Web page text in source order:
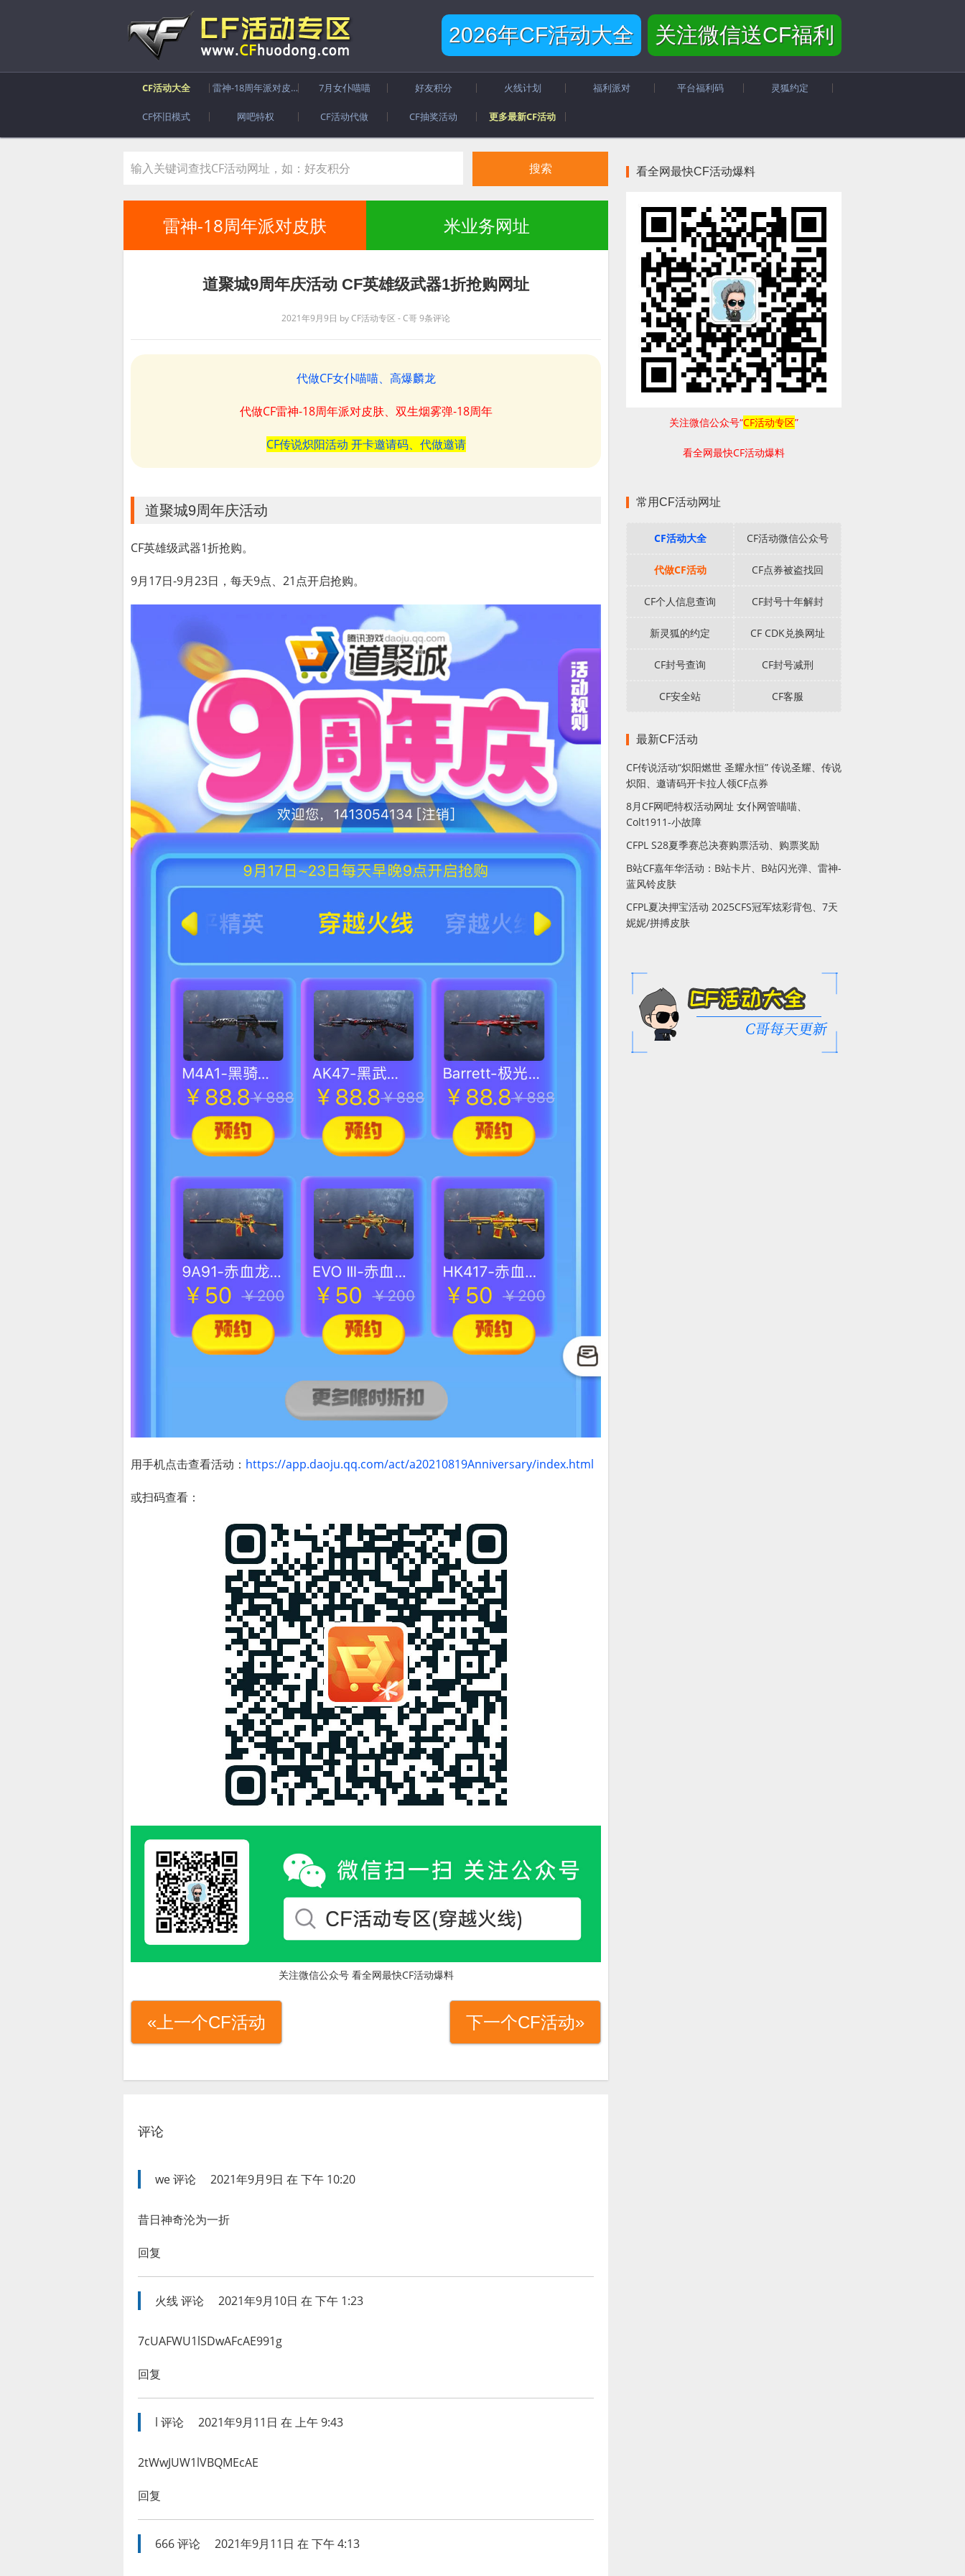
2026年CF活动大全 关注微信送CF福利
CF活动大全 雷神-18周年派对皮肤 7月女仆喵喵 好友积分 火线计划 福利派对 平台福利码 灵狐约定
CF怀旧模式 网吧特权 CF活动代做 CF抽奖活动 更多最新CF活动
雷神-18周年派对皮肤 米业务网址
道聚城9周年庆活动 CF英雄级武器1折抢购网址
2021年9月9日 byCF活动专区 - C哥9条评论
代做CF女仆喵喵、高爆麟龙
代做CF雷神-18周年派对皮肤、双生烟雾弹-18周年
CF传说炽阳活动 开卡邀请码、代做邀请
道聚城9周年庆活动
CF英雄级武器1折抢购。
9月17日-9月23日，每天9点、21点开启抢购。
用手机点击查看活动： https://app.daoju.qq.com/act/a20210819Anniversary/index.html
或扫码查看：
关注微信公众号 看全网最快CF活动爆料
«上一个CF活动 下一个CF活动»
评论
we评论 2021年9月9日 在 下午 10:20
昔日神奇沦为一折
回复
火线评论 2021年9月10日 在 下午 1:23
7cUAFWU1lSDwAFcAE991g
回复
l 评论 2021年9月11日 在 上午 9:43
2tWwJUW1lVBQMEcAE
回复
666评论 2021年9月11日 在 下午 4:13
看全网最快CF活动爆料
关注微信公众号“CF活动专区”
看全网最快CF活动爆料
常用CF活动网址
CF活动大全 CF活动微信公众号
代做CF活动 CF点券被盗找回
CF个人信息查询 CF封号十年解封
新灵狐的约定 CF CDK兑换网址
CF封号查询 CF封号减刑
CF安全站 CF客服
最新CF活动
CF传说活动“炽阳燃世 圣耀永恒” 传说圣耀、传说
炽阳、邀请码开卡拉人领CF点券
8月CF网吧特权活动网址 女仆网管喵喵、
Colt1911-小故障
CFPL S28夏季赛总决赛购票活动、购票奖励
B站CF嘉年华活动：B站卡片、B站闪光弹、雷神-
蓝风铃皮肤
CFPL夏决押宝活动 2025CFS冠军炫彩背包、7天
妮妮/拼搏皮肤